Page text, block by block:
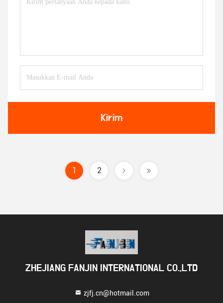
Kirim
1 2
ZHEJIANG FANJIN INTERNATIONAL CO.,LTD
zjfj.cn@hotmail.com